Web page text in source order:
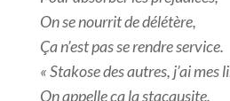
On se nourrit de délétère,
Ça n’est pas se rendre service.
« Stakose des autres, j’ai mes
On appelle ça la stacausite.